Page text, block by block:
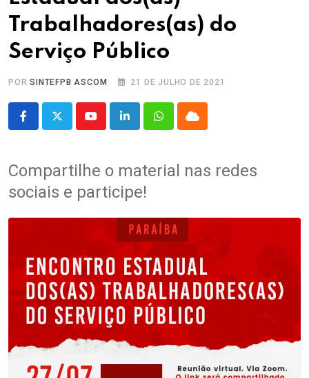
Trabalhadores(as) do
Serviço Público
PORSINTEFPB ASCOM 21 DE JULHO DE 2021
YoutubeLinkedInWhatsappCloud
Compartilhe o material nas redes
sociais e participe!